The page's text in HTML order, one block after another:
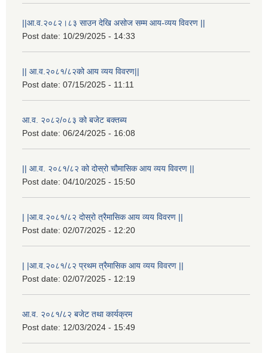
||आ.व.२०८२।८३ साउन देखि असोज सम्म आय-व्यय विवरण ||
Post date: 10/29/2025 - 14:33
|| आ.व.२०८१/८२को आय व्यय विवरण||
Post date: 07/15/2025 - 11:11
आ.व. २०८२/०८३ को बजेट बक्तब्य
Post date: 06/24/2025 - 16:08
|| आ.व. २०८१/८२ को दोस्रो चौमासिक आय व्यय विवरण ||
Post date: 04/10/2025 - 15:50
| |आ.व.२०८१/८२ दोस्रो त्रैमासिक आय व्यय विवरण ||
Post date: 02/07/2025 - 12:20
| |आ.व.२०८१/८२ प्रथम त्रैमासिक आय व्यय विवरण ||
Post date: 02/07/2025 - 12:19
आ.व. २०८१/८२ बजेट तथा कार्यक्रम
Post date: 12/03/2024 - 15:49